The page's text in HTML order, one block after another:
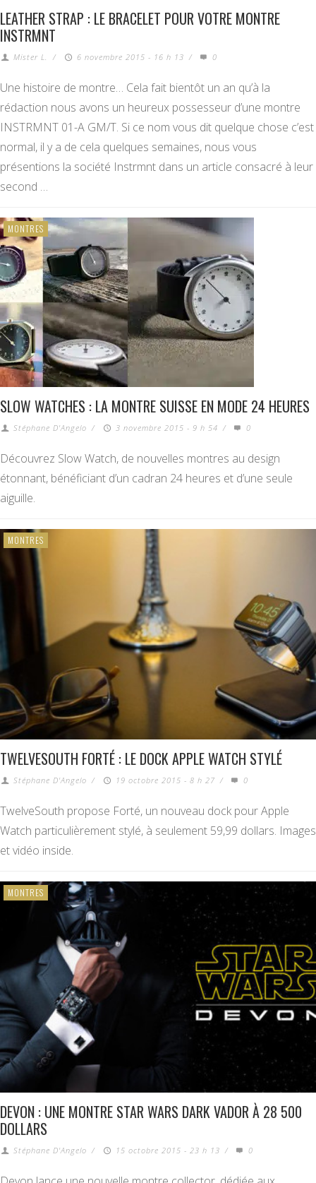
LEATHER STRAP : LE BRACELET POUR VOTRE MONTRE
INSTRMNT
Mister L. / 6 novembre 2015 - 16 h 13 / 0
Une histoire de montre… Cela fait bientôt un an qu’à la
rédaction nous avons un heureux possesseur d’une montre
INSTRMNT 01-A GM/T. Si ce nom vous dit quelque chose c’est
normal, il y a de cela quelques semaines, nous vous
présentions la société Instrmnt dans un article consacré à leur
second …
MONTRES
SLOW WATCHES : LA MONTRE SUISSE EN MODE 24 HEURES
Stéphane D'Angelo / 3 novembre 2015 - 9 h 54 / 0
Découvrez Slow Watch, de nouvelles montres au design
étonnant, bénéficiant d’un cadran 24 heures et d’une seule
aiguille.
MONTRES
TWELVESOUTH FORTÉ : LE DOCK APPLE WATCH STYLÉ
Stéphane D'Angelo / 19 octobre 2015 - 8 h 27 / 0
TwelveSouth propose Forté, un nouveau dock pour Apple
Watch particulièrement stylé, à seulement 59,99 dollars. Images
et vidéo inside.
MONTRES
DEVON : UNE MONTRE STAR WARS DARK VADOR À 28 500
DOLLARS
Stéphane D'Angelo / 15 octobre 2015 - 23 h 13 / 0